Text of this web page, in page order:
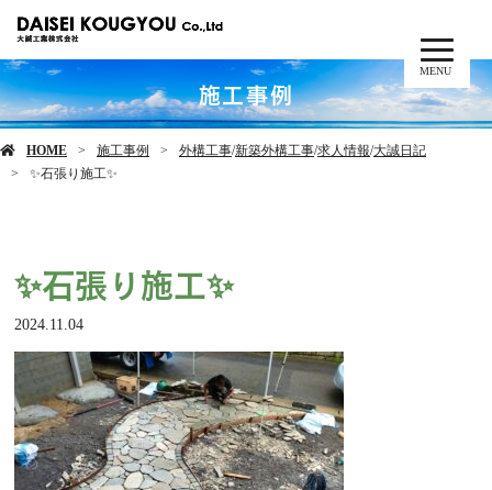
MENU
施工事例
HOME 施工事例 外構工事/新築外構工事/求人情報/大誠日記
✨石張り施工✨
✨石張り施工✨
2024.11.04